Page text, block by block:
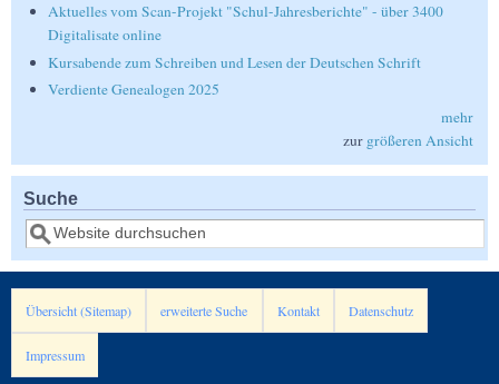
Aktuelles vom Scan-Projekt "Schul-Jahresberichte" - über 3400
Digitalisate online
Kursabende zum Schreiben und Lesen der Deutschen Schrift
Verdiente Genealogen 2025
mehr
zur größeren Ansicht
Suche
Suche
Übersicht (Sitemap) erweiterte Suche Kontakt Datenschutz
Impressum